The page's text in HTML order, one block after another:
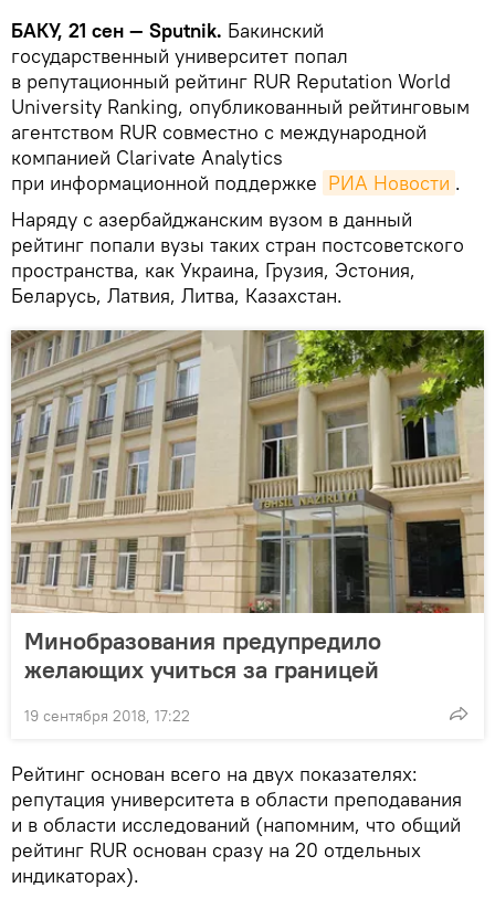
БАКУ, 21 сен — Sputnik. Бакинский
государственный университет попал
в репутационный рейтинг RUR Reputation World
University Ranking, опубликованный рейтинговым
агентством RUR совместно с международной
компанией Clarivate Analytics
при информационной поддержке РИА Новости .
Наряду с азербайджанским вузом в данный
рейтинг попали вузы таких стран постсоветского
пространства, как Украина, Грузия, Эстония,
Беларусь, Латвия, Литва, Казахстан.
Минобразования предупредило
желающих учиться за границей
19 сентября 2018, 17:22
Рейтинг основан всего на двух показателях:
репутация университета в области преподавания
и в области исследований (напомним, что общий
рейтинг RUR основан сразу на 20 отдельных
индикаторах).